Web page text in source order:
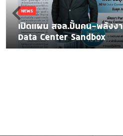
NEWS
เปิดแผน สจล.ปั้นคน-พลังง
Data Center Sandbox